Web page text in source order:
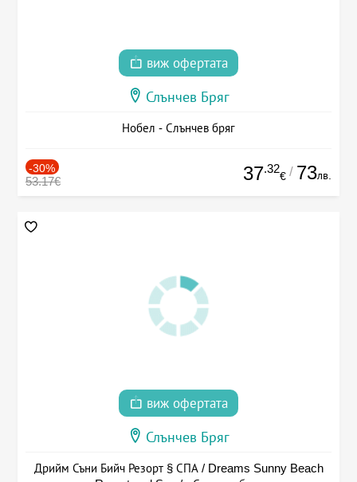
виж офертата
Слънчев Бряг
Нобел - Слънчев бряг
-30%
53.17€ 37.32
€ / 73лв.
виж офертата
Слънчев Бряг
Дрийм Съни Бийч Резорт § СПА / Dreams Sunny Beach